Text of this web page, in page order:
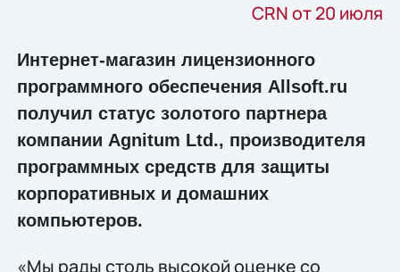
CRN от 20 июля
Интернет-магазин лицензионного
программного обеспечения Allsoft.ru
получил статус золотого партнера
компании Agnitum Ltd., производителя
программных средств для защиты
корпоративных и домашних
компьютеров.
«Мы рады столь высокой оценке со